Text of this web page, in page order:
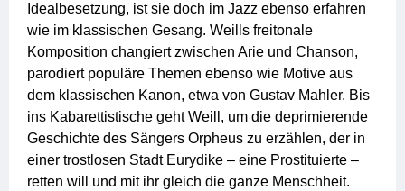
Idealbesetzung, ist sie doch im Jazz ebenso erfahren
wie im klassischen Gesang. Weills freitonale
Komposition changiert zwischen Arie und Chanson,
parodiert populäre Themen ebenso wie Motive aus
dem klassischen Kanon, etwa von Gustav Mahler. Bis
ins Kabarettistische geht Weill, um die deprimierende
Geschichte des Sängers Orpheus zu erzählen, der in
einer trostlosen Stadt Eurydike – eine Prostituierte –
retten will und mit ihr gleich die ganze Menschheit.